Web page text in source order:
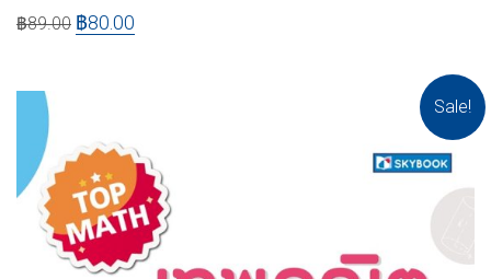
฿89.00 ฿80.00
Sale!